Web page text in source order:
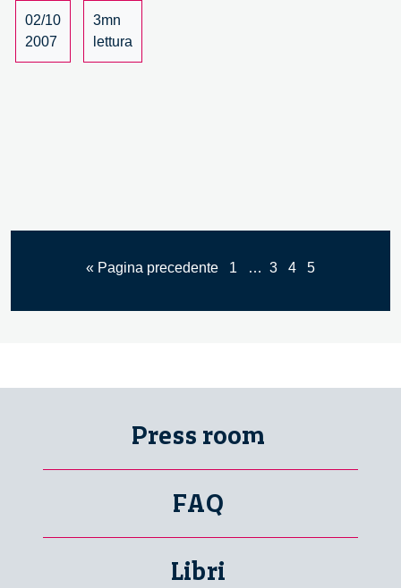
02/10
2007
3mn
lettura
« Pagina precedente 1 … 3 4 5
Press room
FAQ
Libri